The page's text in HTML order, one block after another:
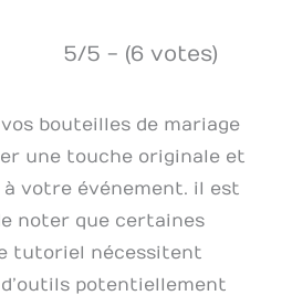
5/5 - (6 votes)
bouteilles de mariage
une touche originale et
à votre événement. il est
noter que certaines
tutoriel nécessitent
potentiellement